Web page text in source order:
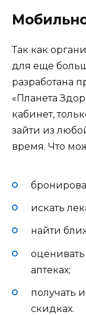
Так как
для еще
разработана
«Планета
кабинет,
зайти из
время. Что
искать
найти
аптеках;
получать
скидках.